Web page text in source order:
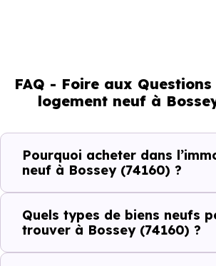
qui renseigne directement sur la
et les typologies de biens les plus
commerces, 1 professions médicales
scolaires. Des équipements du
autant d'arguments concrets pour
dans la commune.
FAQ - Foire aux
logement neuf à
Pourquoi acheter dans
neuf à Bossey (74160) ?
Quels types de biens neufs
trouver à Bossey (74160) ?